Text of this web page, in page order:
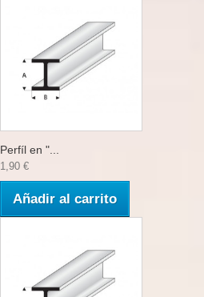
Perfíl en "...
1,90 €
Añadir al carrito